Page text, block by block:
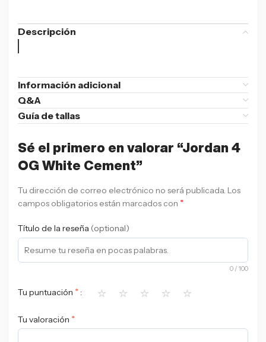
Descripción
Información adicional
Q&A
Guía de tallas
Sé el primero en valorar “Jordan 4
OG White Cement”
Tu dirección de correo electrónico no será publicada. Los
campos obligatorios están marcados con *
Título de la reseña (optional)
0 / 100
Tu puntuación * ⭐ ⭐ ⭐ ⭐ ⭐
Tu valoración *